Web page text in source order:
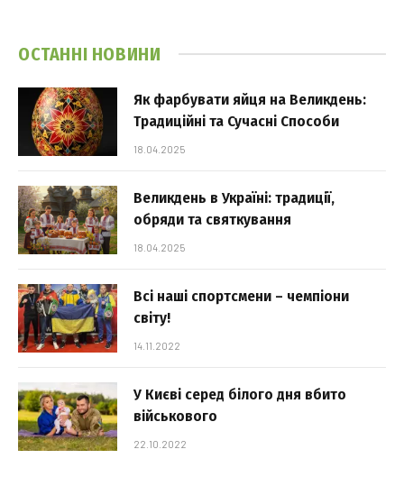
ОСТАННІ НОВИНИ
Як фарбувати яйця на Великдень:
Традиційні та Сучасні Способи
18.04.2025
Великдень в Україні: традиції,
обряди та святкування
18.04.2025
Всі наші спортсмени – чемпіони
світу!
14.11.2022
У Києві серед білого дня вбито
військового
22.10.2022